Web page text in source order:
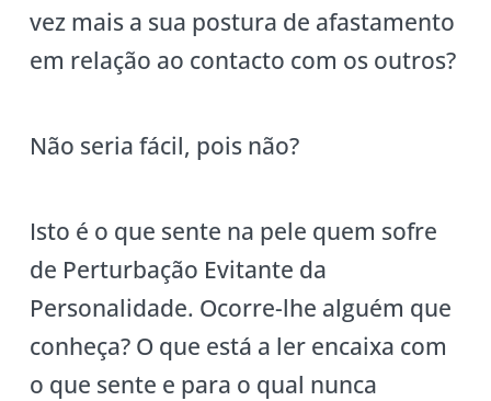
vez mais a sua postura de afastamento
em relação ao contacto com os outros?
Não seria fácil, pois não?
Isto é o que sente na pele quem sofre
de Perturbação Evitante da
Personalidade. Ocorre-lhe alguém que
conheça? O que está a ler encaixa com
o que sente e para o qual nunca